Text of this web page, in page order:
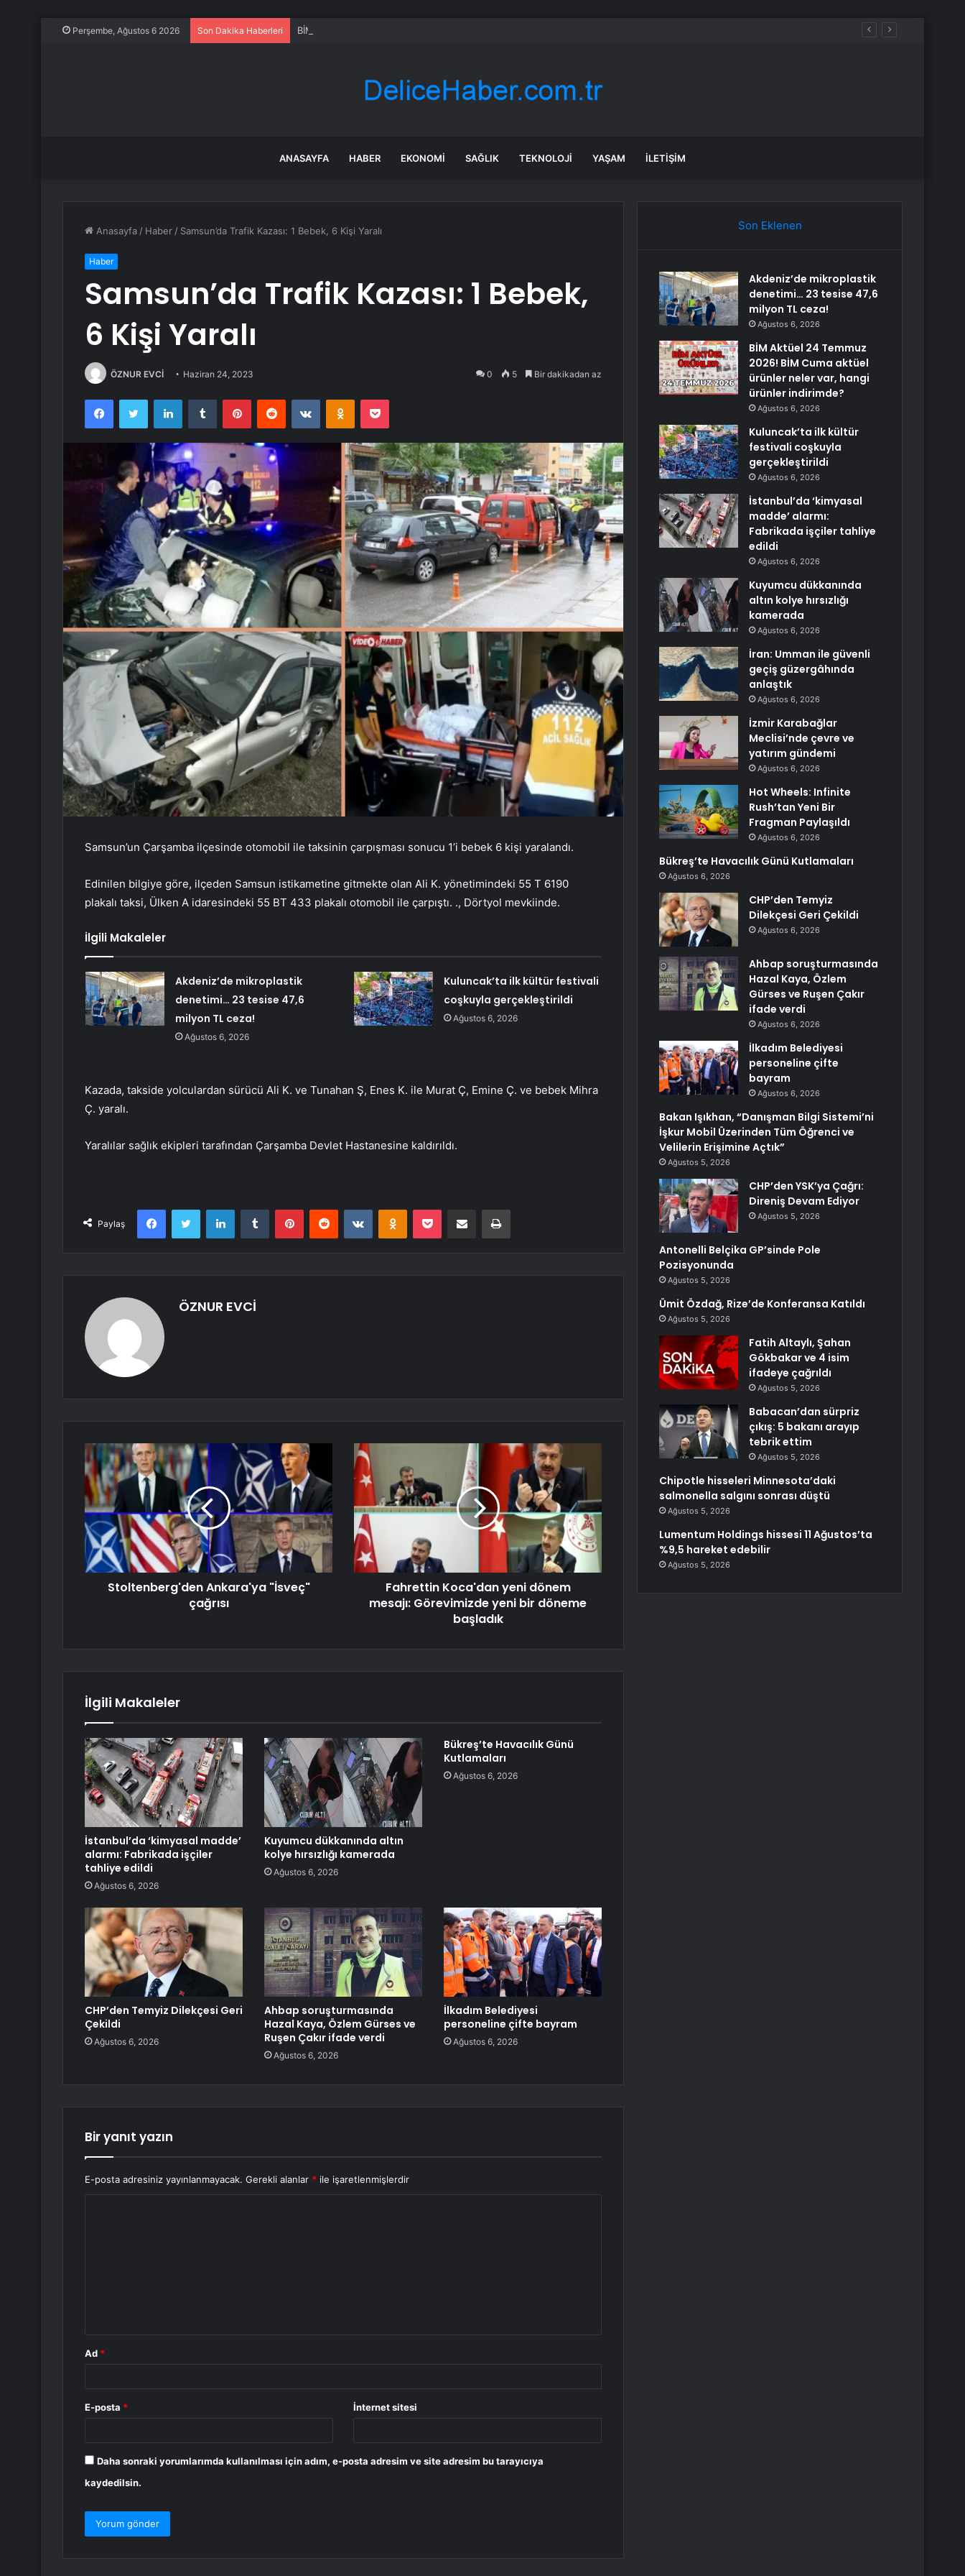
Perşembe, Ağustos 6 2026 Son Dakika Haberleri BİM Aktüel 24 Temmuz 2026! BİM Cuma aktüel ürünler neler var, hangi ürünler indirimde?
ANASAYFA HABER EKONOMI SAĞLIK TEKNOLOJI YAŞAM İLETIŞIM
Anasayfa / Haber / Samsun’da Trafik Kazası: 1 Bebek, 6 Kişi Yaralı
Haber
Samsun’da Trafik Kazası: 1 Bebek,
6 Kişi Yaralı
ÖZNUR EVCİ Haziran 24, 2023 0 5 Bir dakikadan az
FacebookTwitter LinkedInTumblr PinterestReddit VKontakteOdnoklassniki
Pocket
Samsun’un Çarşamba ilçesinde otomobil ile taksinin çarpışması sonucu 1’i bebek 6 kişi yaralandı.
Edinilen bilgiye göre, ilçeden Samsun istikametine gitmekte olan Ali K. yönetimindeki 55 T 6190
plakalı taksi, Ülken A idaresindeki 55 BT 433 plakalı otomobil ile çarpıştı. ., Dörtyol mevkiinde.
İlgili Makaleler
Akdeniz’de mikroplastik
denetimi… 23 tesise 47,6
milyon TL ceza!
Ağustos 6, 2026
Kuluncak’ta ilk kültür festivali
coşkuyla gerçekleştirildi
Ağustos 6, 2026
Kazada, takside yolculardan sürücü Ali K. ve Tunahan Ş, Enes K. ile Murat Ç, Emine Ç. ve bebek Mihra
Ç. yaralı.
Yaralılar sağlık ekipleri tarafından Çarşamba Devlet Hastanesine kaldırıldı.
Paylaş
FacebookTwitter LinkedInTumblr PinterestReddit VKontakteOdnoklassniki
Pocket E-Posta ile paylaş Yazdır
ÖZNUR EVCİ
Stoltenberg'den Ankara'ya "İsveç"
çağrısı
Fahrettin Koca'dan yeni dönem
mesajı: Görevimizde yeni bir döneme
başladık
İlgili Makaleler
İstanbul’da ‘kimyasal madde’
alarmı: Fabrikada işçiler
tahliye edildi
Ağustos 6, 2026
Kuyumcu dükkanında altın
kolye hırsızlığı kamerada
Ağustos 6, 2026
Bükreş’te Havacılık Günü
Kutlamaları
Ağustos 6, 2026
CHP’den Temyiz Dilekçesi Geri
Çekildi
Ağustos 6, 2026
Ahbap soruşturmasında
Hazal Kaya, Özlem Gürses ve
Ruşen Çakır ifade verdi
Ağustos 6, 2026
İlkadım Belediyesi
personeline çifte bayram
Ağustos 6, 2026
Bir yanıt yazın
E-posta adresiniz yayınlanmayacak. Gerekli alanlar * ile işaretlenmişlerdir
Ad *
E-posta * İnternet sitesi
Daha sonraki yorumlarımda kullanılması için adım, e-posta adresim ve site adresim bu tarayıcıya
kaydedilsin.
Son Eklenen
Akdeniz’de mikroplastik
denetimi… 23 tesise 47,6
milyon TL ceza!
Ağustos 6, 2026
BİM Aktüel 24 Temmuz
2026! BİM Cuma aktüel
ürünler neler var, hangi
ürünler indirimde?
Ağustos 6, 2026
Kuluncak’ta ilk kültür
festivali coşkuyla
gerçekleştirildi
Ağustos 6, 2026
İstanbul’da ‘kimyasal
madde’ alarmı:
Fabrikada işçiler tahliye
edildi
Ağustos 6, 2026
Kuyumcu dükkanında
altın kolye hırsızlığı
kamerada
Ağustos 6, 2026
İran: Umman ile güvenli
geçiş güzergâhında
anlaştık
Ağustos 6, 2026
İzmir Karabağlar
Meclisi’nde çevre ve
yatırım gündemi
Ağustos 6, 2026
Hot Wheels: Infinite
Rush’tan Yeni Bir
Fragman Paylaşıldı
Ağustos 6, 2026
Bükreş’te Havacılık Günü Kutlamaları
Ağustos 6, 2026
CHP’den Temyiz
Dilekçesi Geri Çekildi
Ağustos 6, 2026
Ahbap soruşturmasında
Hazal Kaya, Özlem
Gürses ve Ruşen Çakır
ifade verdi
Ağustos 6, 2026
İlkadım Belediyesi
personeline çifte
bayram
Ağustos 6, 2026
Bakan Işıkhan, “Danışman Bilgi Sistemi’ni
İşkur Mobil Üzerinden Tüm Öğrenci ve
Velilerin Erişimine Açtık”
Ağustos 5, 2026
CHP’den YSK’ya Çağrı:
Direniş Devam Ediyor
Ağustos 5, 2026
Antonelli Belçika GP’sinde Pole
Pozisyonunda
Ağustos 5, 2026
Ümit Özdağ, Rize’de Konferansa Katıldı
Ağustos 5, 2026
Fatih Altaylı, Şahan
Gökbakar ve 4 isim
ifadeye çağrıldı
Ağustos 5, 2026
Babacan’dan sürpriz
çıkış: 5 bakanı arayıp
tebrik ettim
Ağustos 5, 2026
Chipotle hisseleri Minnesota’daki
salmonella salgını sonrası düştü
Ağustos 5, 2026
Lumentum Holdings hissesi 11 Ağustos’ta
%9,5 hareket edebilir
Ağustos 5, 2026